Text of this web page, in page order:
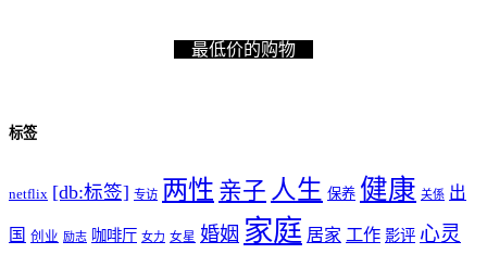
最低价的购物
标签
netflix [db:标签] 专访 两性 亲子 人生 保养 健康 关係 出
国 创业 励志 咖啡厅 女力 女星 婚姻 家庭 居家 工作 影评 心灵